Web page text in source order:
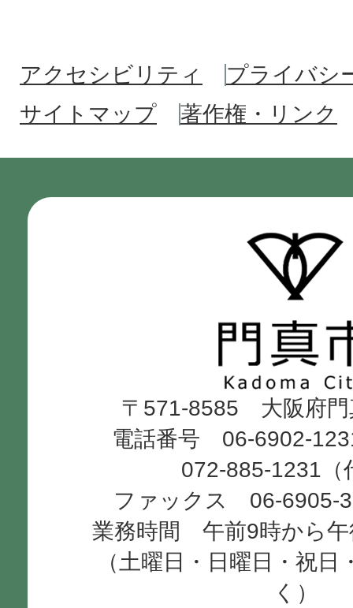
アクセシビリティ
プライバシ
サイトマップ
著作権・リンク
市
Kadoma
City
〒571-8585 大阪府門
電話番号 06-6902-
072-885-1231（
ファックス 06-6905-
業務時間 午前9時から午
（土曜日・日曜日・祝日
く）